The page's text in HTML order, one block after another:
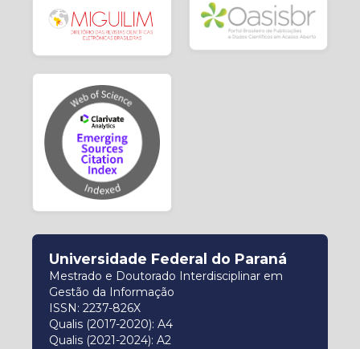
Universidade Federal do Paraná
Mestrado e Doutorado Interdisciplinar em
Gestão da Informação
ISSN: 2237-826X
Qualis (2017-2020): A4
Qualis (2021-2024): A2